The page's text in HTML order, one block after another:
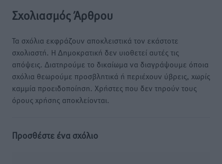
Σχολιασμός Άρθρου
Τα σχόλια εκφράζουν αποκλειστικά τον εκάστοτε
σχολιαστή. Η Δημοκρατική δεν υιοθετεί αυτές τις
απόψεις. Διατηρούμε το δικαίωμα να διαγράψουμε όποια
σχόλια θεωρούμε προσβλητικά ή περιέχουν ύβρεις, χωρίς
καμμία προειδοποίηση. Χρήστες που δεν τηρούν τους
όρους χρήσης αποκλείονται.
Προσθέστε ένα σχόλιο